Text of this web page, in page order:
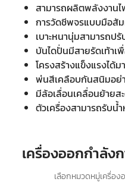
สามารถผลิตพลังงานไ
การวัดชีพจรแบบมือสั
เบาะหนานุ่มสามารถปรั
บันไดปั่นมีสายรัดเท้าเ
โครงสร้างแข็งแรงได้ม
พ่นสีเคลือบกันสนิมอย่
มีล้อเลื่อนเคลื่อนย้ายส
ตัวเครื่องสามารถรับน้
เลือกหมวดหมู่เครื่อ
เครื่องออกกำลังก